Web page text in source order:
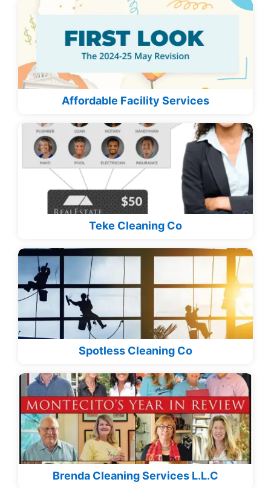
Affordable Facility Services
Teke Cleaning Co
Spotless Cleaning Co
Brenda Cleaning Services L.L.C